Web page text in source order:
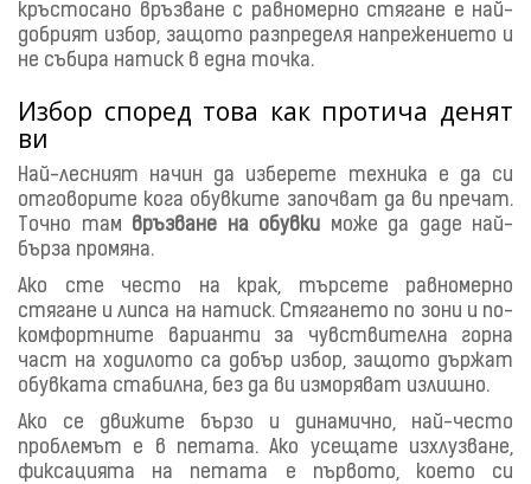
кръстосано връзване с равномерно стягане е най-
добрият избор, защото разпределя напрежението и
не събира натиск в една точка.
Избор според това как протича денят
ви
Най-лесният начин да изберете техника е да си
отговорите кога обувките започват да ви пречат.
Точно там връзване на обувки
може да даде най-
бърза промяна.
Ако сте често на крак, търсете равномерно
стягане и липса на натиск. Стягането по зони и по-
комфортните варианти за чувствителна горна
част на ходилото са добър избор, защото държат
обувката стабилна, без да ви изморяват излишно.
Ако се движите бързо и динамично, най-често
проблемът е в петата. Ако усещате изхлузване,
фиксацията на петата е първото, което си